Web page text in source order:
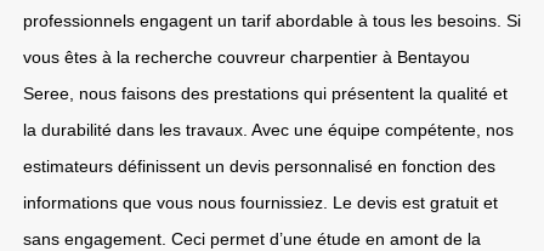
professionnels engagent un tarif abordable à tous les besoins. Si
vous êtes à la recherche couvreur charpentier à Bentayou
Seree, nous faisons des prestations qui présentent la qualité et
la durabilité dans les travaux. Avec une équipe compétente, nos
estimateurs définissent un devis personnalisé en fonction des
informations que vous nous fournissiez. Le devis est gratuit et
sans engagement. Ceci permet d’une étude en amont de la